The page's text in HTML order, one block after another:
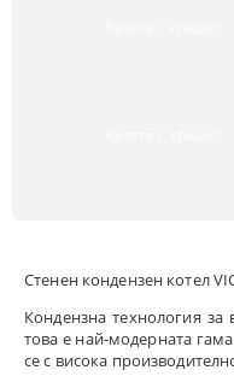
Стенен кондензен котел
Кондензна технология за
това е най-модерната
се с висока